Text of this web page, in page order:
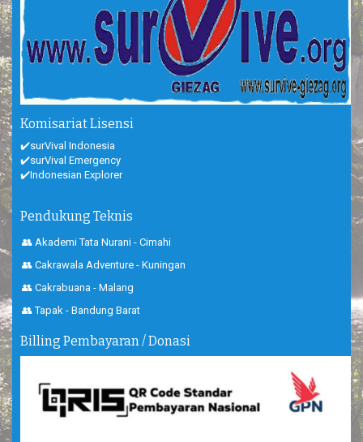
Komisariat Lisensi
✔️surVival Indonesia
✔️surVival Emergency
✔️Indonesian Explorer
Pendukung Teknis
👥 Akademi Tata Nurani - Cimahi
👥 Cakrawala Adventure - Kuningan
👥 Cakrabuana - Malang
👥 Tapak - Bandung Barat
Billing Pembayaran / Donasi